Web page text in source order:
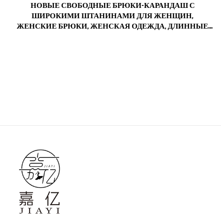
НОВЫЕ СВОБОДНЫЕ БРЮКИ-КАРАНДАШ С
ШИРОКИМИ ШТАНИНАМИ ДЛЯ ЖЕНЩИН,
ЖЕНСКИЕ БРЮКИ, ЖЕНСКАЯ ОДЕЖДА, ДЛИННЫЕ